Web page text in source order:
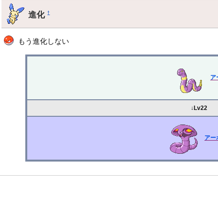
進化†
もう進化しない
ア
↓Lv22
アー